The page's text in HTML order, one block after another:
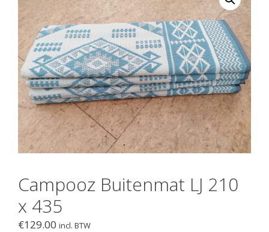
Campooz Buitenmat LJ 210
x 435
€129.00 incl. BTW